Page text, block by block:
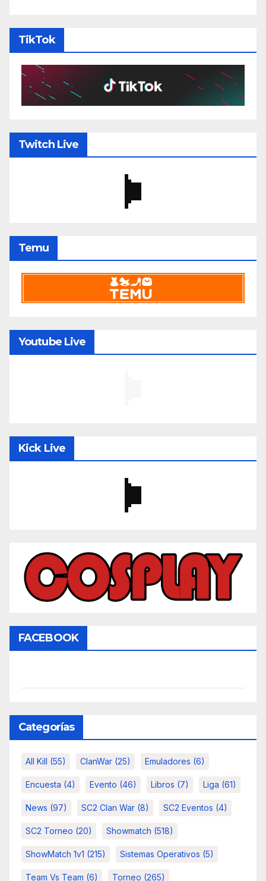
TikTok
Twitch Live
Temu
Youtube Live
Kick Live
FACEBOOK
Categorías
All Kill (55) ClanWar (25) Emuladores (6)
Encuesta (4) Evento (46) Libros (7) Liga (61)
News (97) SC2 Clan War (8) SC2 Eventos (4)
SC2 Torneo (20) Showmatch (518)
ShowMatch 1v1 (215) Sistemas Operativos (5)
Team Vs Team (6) Torneo (265)